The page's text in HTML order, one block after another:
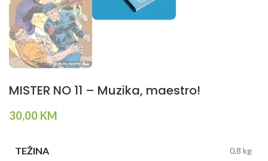
MISTER NO 11 – Muzika, maestro!
30,00 KM
TEŽINA 0,8 kg